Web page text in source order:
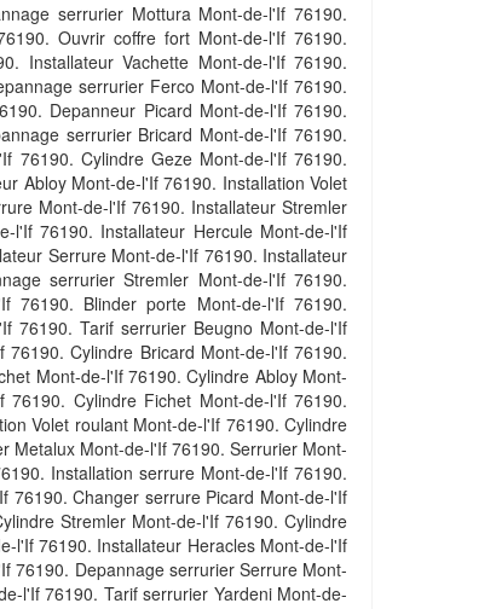
serrurier Mottura Mont-de-l'If 76190.
Ouvrir coffre fort Mont-de-l'If 76190.
Installateur Vachette Mont-de-l'If 76190.
serrurier Ferco Mont-de-l'If 76190.
Depanneur Picard Mont-de-l'If 76190.
serrurier Bricard Mont-de-l'If 76190.
76190. Cylindre Geze Mont-de-l'If 76190.
Abloy Mont-de-l'If 76190. Installation Volet
Mont-de-l'If 76190. Installateur Stremler
l'If 76190. Installateur Hercule Mont-de-l'If
Serrure Mont-de-l'If 76190. Installateur
serrurier Stremler Mont-de-l'If 76190.
76190. Blinder porte Mont-de-l'If 76190.
76190. Tarif serrurier Beugno Mont-de-l'If
Cylindre Bricard Mont-de-l'If 76190.
Mont-de-l'If 76190. Cylindre Abloy Mont-
Cylindre Fichet Mont-de-l'If 76190.
Volet roulant Mont-de-l'If 76190. Cylindre
Metalux Mont-de-l'If 76190. Serrurier Mont-
Installation serrure Mont-de-l'If 76190.
76190. Changer serrure Picard Mont-de-l'If
Stremler Mont-de-l'If 76190. Cylindre
l'If 76190. Installateur Heracles Mont-de-l'If
76190. Depannage serrurier Serrure Mont-
l'If 76190. Tarif serrurier Yardeni Mont-de-